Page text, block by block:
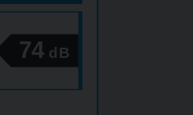
74 dB